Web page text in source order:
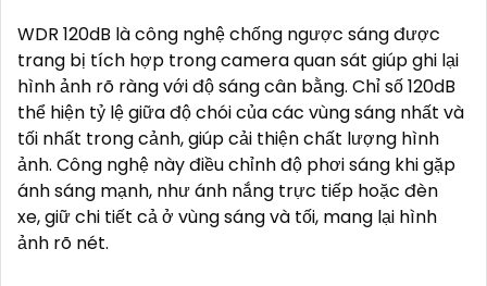
"Camera 4K Siêu Sắc Nét là sự lựa chọn hoàn hảo
cho việc giám sát và ghi hình chất lượng cao. Với độ
phân giải siêu nét 4K, bạn sẽ có những hình ảnh rõ
nét, sống động và chi tiết. Được trang bị công nghệ
hiện đại, Camera này cung cấp hình ảnh chất lượng
ngay cả trong điều kiện ánh sáng yếu. 〘 Chú trọn
lớn nhất là tính năng ghi hình dài hạn và khả năng
ghi đồng thời nhiều góc quay giúp bạn bảo vệ nhà
cửa và tài sản một cách hiệu quả. Với thiết kế tiện lợi,
WDR 120dB là công nghệ chống ngược sáng được
trang bị tích hợp trong camera quan sát giúp ghi lại
hình ảnh rõ ràng với độ sáng cân bằng. Chỉ số 120dB
thể hiện tỷ lệ giữa độ chói của các vùng sáng nhất và
tối nhất trong cảnh, giúp cải thiện chất lượng hình
ảnh. Công nghệ này điều chỉnh độ phơi sáng khi gặp
ánh sáng mạnh, như ánh nắng trực tiếp hoặc đèn
xe, giữ chi tiết cả ở vùng sáng và tối, mang lại hình
ảnh rõ nét.